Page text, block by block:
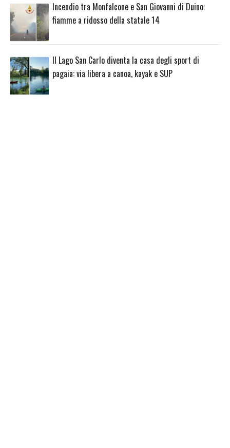
Incendio tra Monfalcone e San Giovanni di Duino:
fiamme a ridosso della statale 14
Il Lago San Carlo diventa la casa degli sport di
pagaia: via libera a canoa, kayak e SUP